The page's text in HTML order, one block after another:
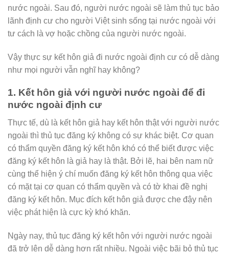
nước ngoài. Sau đó, người nước ngoài sẽ làm thủ tục bảo
lãnh định cư cho người Việt sinh sống tại nước ngoài với
tư cách là vợ hoặc chồng của người nước ngoài.
Vậy thực sự kết hôn giả đi nước ngoài định cư có dễ dàng
như mọi người vẫn nghĩ hay không?
1. Kết hôn giả với người nước ngoài để đi
nước ngoài định cư
Thực tế, dù là kết hôn giả hay kết hôn thật với người nước
ngoài thì thủ tục đăng ký không có sự khác biệt. Cơ quan
có thẩm quyền đăng ký kết hôn khó có thể biết được việc
đăng ký kết hôn là giả hay là thật. Bởi lẽ, hai bên nam nữ
cùng thể hiện ý chí muốn đăng ký kết hôn thông qua việc
có mặt tại cơ quan có thẩm quyền và có tờ khai đề nghị
đăng ký kết hôn. Mục đích kết hôn giả được che đậy nên
việc phát hiện là cực kỳ khó khăn.
Ngày nay, thủ tục đăng ký kết hôn với người nước ngoài
đã trở lên dễ dàng hơn rất nhiều. Ngoài việc bãi bỏ thủ tục